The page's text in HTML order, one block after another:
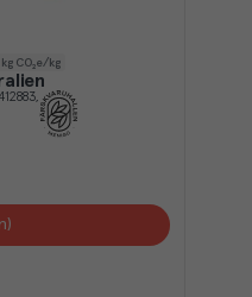
kg CO₂e/kg
412883